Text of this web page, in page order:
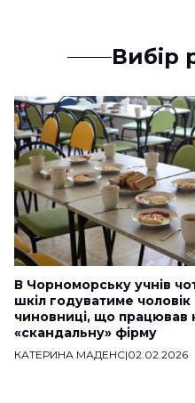
Вибір
В Чорноморську учнів
шкіл годуватиме чоловік
чиновниці, що працював
«скандальну» фірму
КАТЕРИНА МАДЕНС|02.02.2026